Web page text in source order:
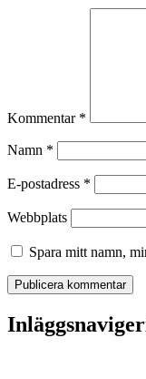
Kommentar *
Namn *
E-postadress *
Webbplats
Spara mitt namn,